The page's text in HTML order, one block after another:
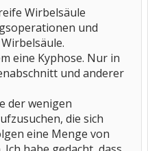
Wirbelsäule
und
eine Kyphose. Nur in
und anderer
der wenigen
die sich
eine Menge von